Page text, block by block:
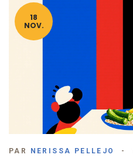
18
NOV.
PAR NERISSA PELLEJO